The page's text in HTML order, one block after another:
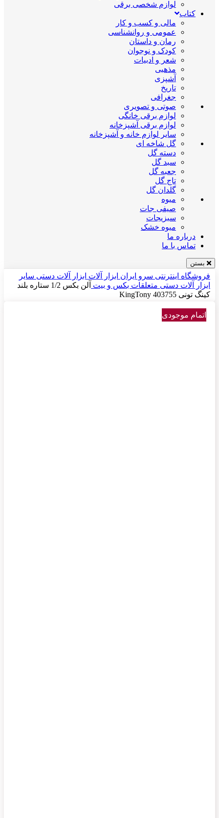
لوازم شخصی برقی
کتاب
مالی و کسب و کار
عمومی و روانشناسی
رمان و داستان
کودک و نوجوان
شعر و ادبیات
مذهبی
آشپزی
تاریخ
جغرافی
صوتی و تصویری
لوازم برقی خانگی
لوازم برقی آشپزخانه
سایر لوازم خانه و آشپزخانه
گل شاخه ای
دسته گل
سبد گل
جعبه گل
تاج گل
گلدان گل
میوه
صیفی جات
سبزیجات
میوه خشک
درباره ما
تماس با ما
بستن
فروشگاه اینترنتی سرو ایران ابزار آلات ابزار آلات دستی سایر
ابزار آلات دستی متعلقات بکس و بیت
آلن بکس 1/2 ستاره بلند
کینگ تونی 403755 KingTony
اتمام موجودی